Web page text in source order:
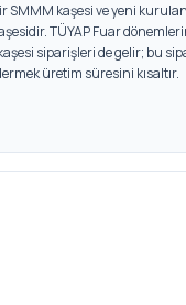
SMMM kaşesi ve yeni
TÜYAP Fuar
siparişleri de gelir; bu
üretim süresini kısaltır.